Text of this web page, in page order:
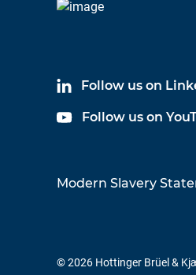
Follow us on
Follow us on
Modern Slavery
© 2026 Hottinger Brüel &